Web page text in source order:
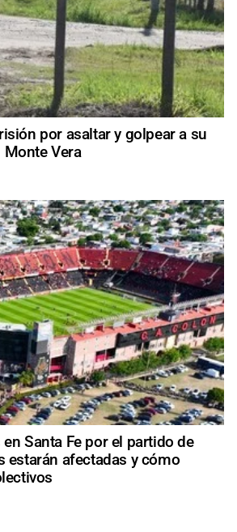
por asaltar y golpear a su
Vera
Santa Fe por el partido de
estarán afectadas y cómo